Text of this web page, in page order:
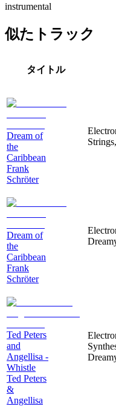
instrumental
似たトラック
タイトル
Dream of
the
Caribbean
Frank
Schröter
Dream of
the
Caribbean
Frank
Schröter
Ted Peters
and
Angellisa -
Whistle
Ted Peters
&
Angellisa